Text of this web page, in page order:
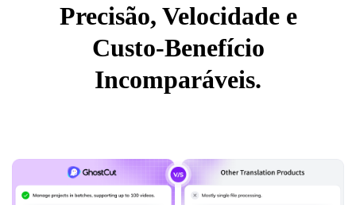
Precisão, Velocidade e
Custo-Benefício
Incomparáveis.